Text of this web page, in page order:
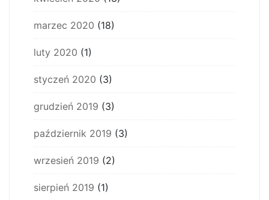
marzec 2020 (18)
luty 2020 (1)
styczeń 2020 (3)
grudzień 2019 (3)
październik 2019 (3)
wrzesień 2019 (2)
sierpień 2019 (1)